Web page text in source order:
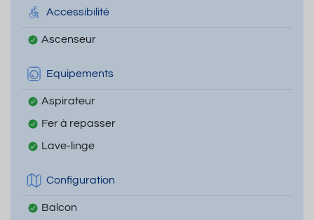
Accessibilité
Ascenseur
Equipements
Aspirateur
Fer à repasser
Lave-linge
Configuration
Balcon